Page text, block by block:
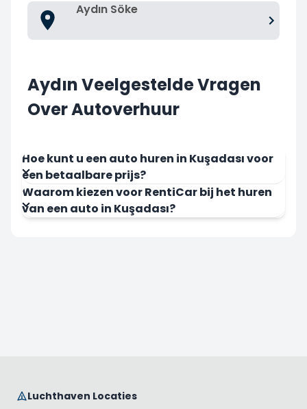
Aydın Söke
Aydın Veelgestelde Vragen
Over Autoverhuur
Hoe kunt u een auto huren in Kuşadası voor
een betaalbare prijs?
Waarom kiezen voor RentiCar bij het huren
van een auto in Kuşadası?
Luchthaven Locaties